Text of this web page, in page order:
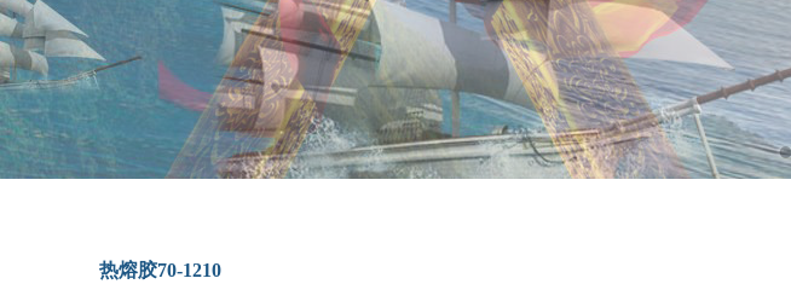
2
热熔胶70-1210